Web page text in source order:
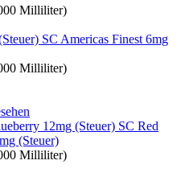
Milliliter)
SC Americas Finest 6mg
Milliliter)
SC Red
(Steuer)
Milliliter)